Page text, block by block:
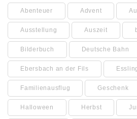
Abenteuer Advent
Ausstellung Auszeit
Bilderbuch Deutsche Bahn
Ebersbach an der Fils
Familienausflug Geschenk
Halloween Herbst